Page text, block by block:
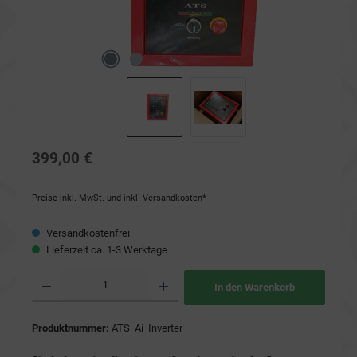
399,00 €
Preise inkl. MwSt. und inkl. Versandkosten*
Versandkostenfrei
Lieferzeit ca. 1-3 Werktage
In den Warenkorb
Produktnummer: ATS_Ai_Inverter